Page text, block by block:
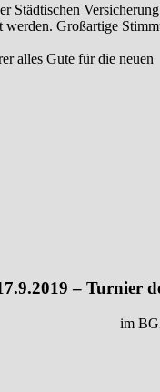
Großartige
alles Gute für die neuen
– Turnier
im